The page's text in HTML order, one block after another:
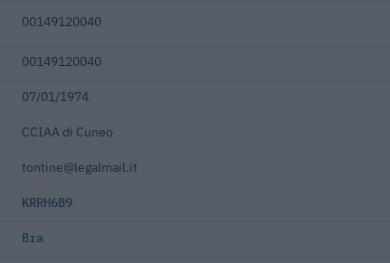
00149120040
00149120040
07/01/1974
CCIAA di Cuneo
tontine@legalmail.it
KRRH6B9
Bra